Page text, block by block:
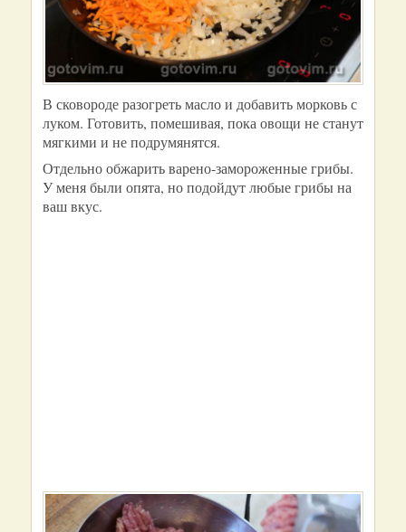
В сковороде разогреть масло и добавить морковь с
луком. Готовить, помешивая, пока овощи не станут
мягкими и не подрумянятся.
Отдельно обжарить варено-замороженные грибы.
У меня были опята, но подойдут любые грибы на
ваш вкус.